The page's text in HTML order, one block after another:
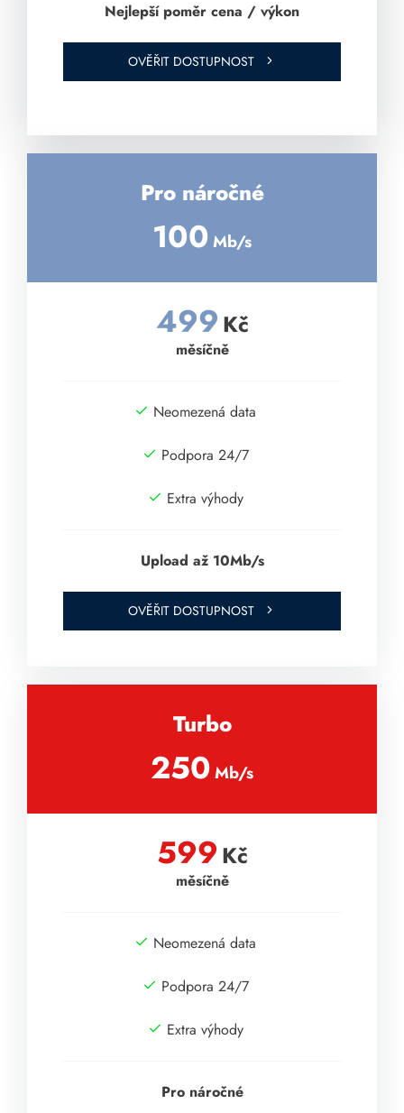
Nejlepší poměr cena / výkon
OVĚŘIT DOSTUPNOST
Pro náročné
100 Mb/s
499 Kč
měsíčně
Neomezená data
Podpora 24/7
Extra výhody
Upload až 10Mb/s
OVĚŘIT DOSTUPNOST
Turbo
250Mb/s
599 Kč
měsíčně
Neomezená data
Podpora 24/7
Extra výhody
Pro náročné